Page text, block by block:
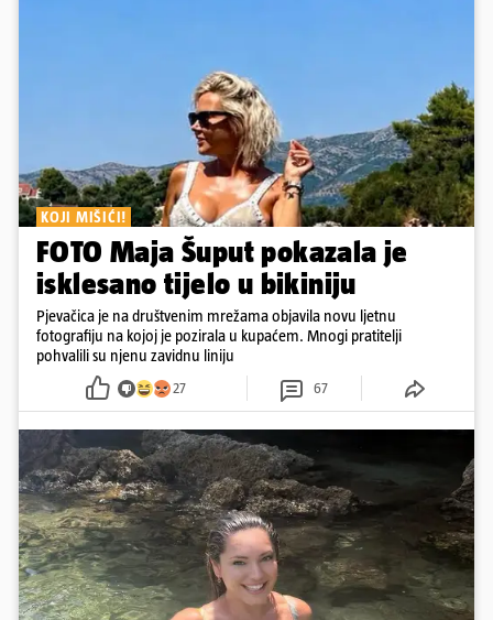
KOJI MIŠIĆI!
FOTO Maja Šuput pokazala je
isklesano tijelo u bikiniju
Pjevačica je na društvenim mrežama objavila novu ljetnu
fotografiju na kojoj je pozirala u kupaćem. Mnogi pratitelji
pohvalili su njenu zavidnu liniju
27 67